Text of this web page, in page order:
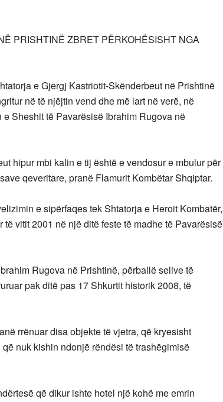
PRISHTINË ZBRET PËRKOHËSISHT NGA
e Gjergj Kastriotit-Skënderbeut në Prishtinë
në të njëjtin vend dhe më lart në verë, në
Sheshit të Pavarësisë Ibrahim Rugova në
hipur mbi kalin e tij është e vendosur e mbulur për
qeveritare, pranë Flamurit Kombëtar Shqiptar.
e sipërfaqes tek Shtatorja e Heroit Kombatër,
vitit 2001 në një ditë feste të madhe të Pavarësisë
Rugova në Prishtinë, përballë selive të
pak ditë pas 17 Shkurtit historik 2008, të
rrënuar disa objekte të vjetra, që kryesisht
nuk kishin ndonjë rëndësi të trashëgimisë
që dikur ishte hotel një kohë me emrin